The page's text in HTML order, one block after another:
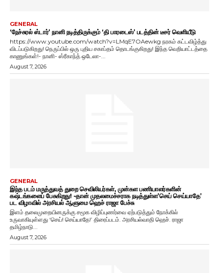
GENERAL
‘நேச்சுரல் ஸ்டார்’ நானி நடித்திருக்கும் ‘தி பாரடைஸ்’ படத்தின் டீசர் வெளியீடு
https://www.youtube.com/watch?v=LMqE7OAewkg நரகம் கட்டவிழ்த்து
விடப்படுகிறது! நெருப்பில் ஒரு புதிய சகாப்தம் தொடங்குகிறது! இந்த வெறியாட்டத்தை
காணுங்கள்!- நானி- ஸ்ரீகாந்த் ஒடேலா-...
August 7, 2026
GENERAL
இந்த படம் மருத்துவத் துறை செவிலியர்கள், முன்கள பணியாளர்களின்
கஷ்டங்களைப் பேசுகிறது! -தான் முதலமைச்சராக நடித்துள்ள’செய் செய்யாதே’
பட விழாவில் அரசியல் ஆளுமை ஹெச் ராஜா பேச்சு
இளம் தலைமுறையினருக்கு சமூக விழிப்புணர்வை ஏற்படுத்தும் நோக்கில்
உருவாகியுள்ளது ‘செய்! செய்யாதே!’ திரைப்படம். அரசியல்வாதி ஹெச். ராஜா
தமிழ்நாடு...
August 7, 2026